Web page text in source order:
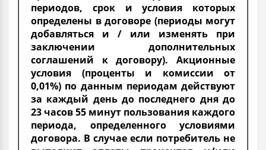
периодов, срок и условия которых
определены в договоре (периоды могут
добавляться и / или изменять при
заключении дополнительных
соглашений к договору). Акционные
условия (проценты и комиссии от
0,01%) по данным периодам действуют
за каждый день до последнего дня до
23 часов 55 минут пользования каждого
периода, определенного условиями
договора. В случае если потребитель не